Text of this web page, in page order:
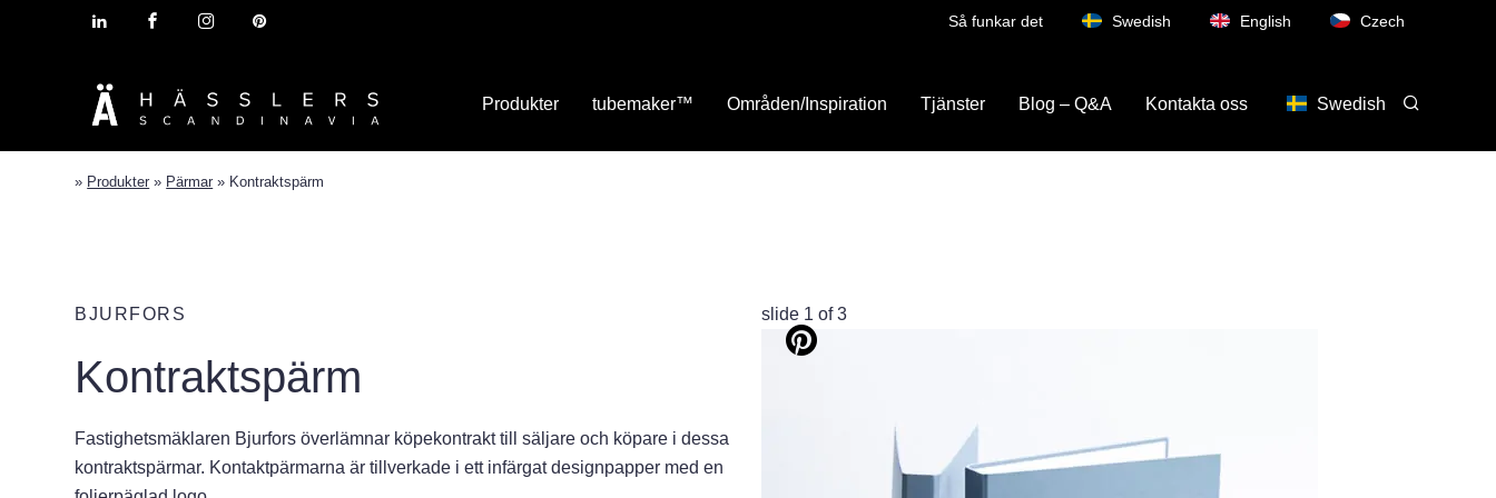
Så funkar det Swedish English Czech
Produkter tubemaker™ Områden/Inspiration Tjänster Blog – Q&A Kontakta oss Swedish
» Produkter » Pärmar » Kontraktspärm
BJURFORS
Kontraktspärm
Fastighetsmäklaren Bjurfors överlämnar köpekontrakt till säljare och köpare i dessa
kontraktspärmar. Kontaktpärmarna är tillverkade i ett infärgat designpapper med en
slide 1 of 3